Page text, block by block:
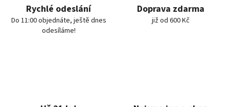
Rychlé odeslání
Do 11:00 objednáte, ještě dnes
odesíláme!
Doprava zdarma
již od 600 Kč